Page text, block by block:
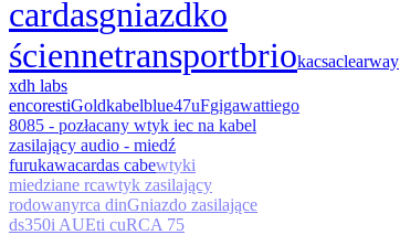
cardasgniazdko
ściennetransportbriokacsaclearway
xdh labs
encorestiGoldkabelblue47uFgigawattiego
8085 - pozłacany wtyk iec na kabel
zasilający audio - miedź
furukawacardas cabewtyki
miedziane rcawtyk zasilający
rodowanyrca dinGniazdo zasilające
ds350i AUEti cuRCA 75